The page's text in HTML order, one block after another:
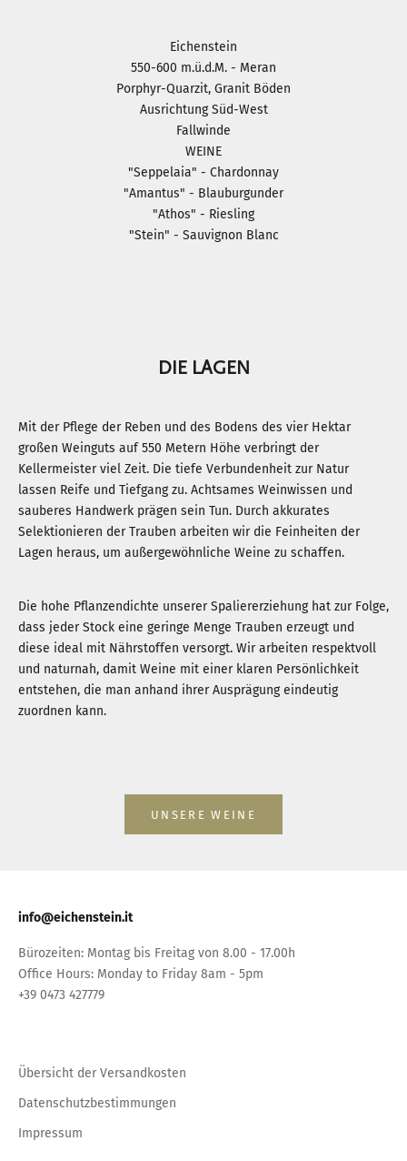
Eichenstein
550-600 m.ü.d.M. - Meran
Porphyr-Quarzit, Granit Böden
Ausrichtung Süd-West
Fallwinde
WEINE
"Seppelaia" - Chardonnay
"Amantus" - Blauburgunder
"Athos" - Riesling
"Stein" - Sauvignon Blanc
DIE LAGEN
Mit der Pflege der Reben und des Bodens des vier Hektar
großen Weinguts auf 550 Metern Höhe verbringt der
Kellermeister viel Zeit. Die tiefe Verbundenheit zur Natur
lassen Reife und Tiefgang zu. Achtsames Weinwissen und
sauberes Handwerk prägen sein Tun. Durch akkurates
Selektionieren der Trauben arbeiten wir die Feinheiten der
Lagen heraus, um außergewöhnliche Weine zu schaffen.
Die hohe Pflanzendichte unserer Spaliererziehung hat zur Folge,
dass jeder Stock eine geringe Menge Trauben erzeugt und
diese ideal mit Nährstoffen versorgt. Wir arbeiten respektvoll
und naturnah, damit Weine mit einer klaren Persönlichkeit
entstehen, die man anhand ihrer Ausprägung eindeutig
zuordnen kann.
UNSERE WEINE
info@eichenstein.it
Bürozeiten: Montag bis Freitag von 8.00 - 17.00h
Office Hours: Monday to Friday 8am - 5pm
+39 0473 427779
Übersicht der Versandkosten
Datenschutzbestimmungen
Impressum